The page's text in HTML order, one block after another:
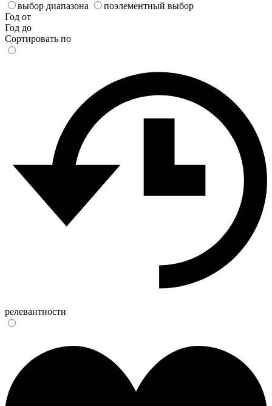
выбор диапазона
поэлементный выбор
Год от
Год до
Сортировать по
релевантности